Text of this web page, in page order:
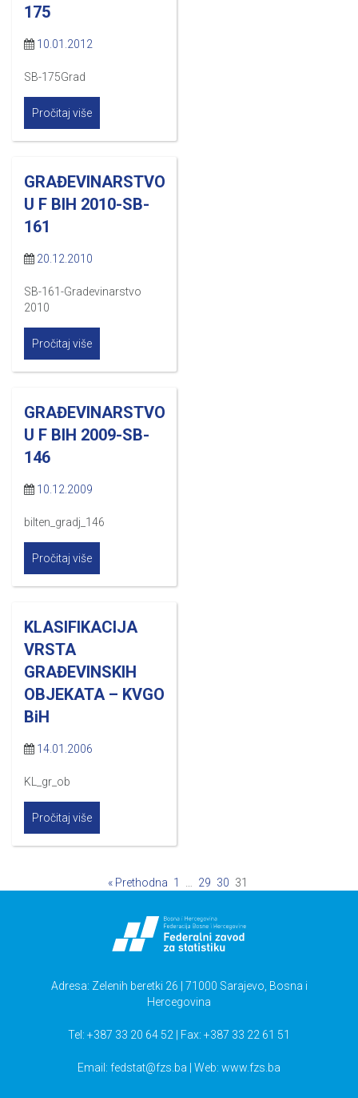
175
10.01.2012
SB-175Grad
Pročitaj više
GRAĐEVINARSTVO
U F BIH 2010-SB-
161
20.12.2010
SB-161-Gradevinarstvo
2010
Pročitaj više
GRAĐEVINARSTVO
U F BIH 2009-SB-
146
10.12.2009
bilten_gradj_146
Pročitaj više
KLASIFIKACIJA
VRSTA
GRAĐEVINSKIH
OBJEKATA – KVGO
BiH
14.01.2006
KL_gr_ob
Pročitaj više
« Prethodna 1 … 29 30 31
Adresa: Zelenih beretki 26 | 71000 Sarajevo, Bosna i
Hercegovina
Tel: +387 33 20 64 52 | Fax: +387 33 22 61 51
Email: fedstat@fzs.ba | Web: www.fzs.ba